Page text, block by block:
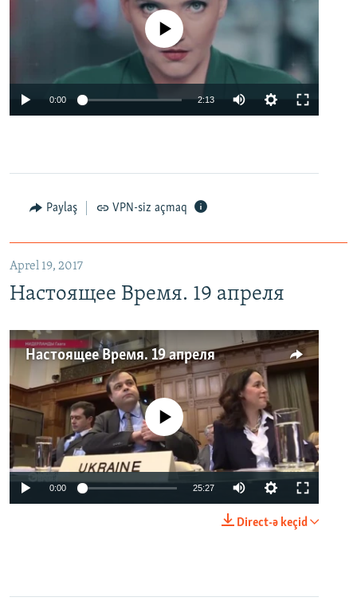
No media source currently available
0:00 2:13
Paylaş VPN-siz açmaq
Aprel 19, 2017
Настоящее Время. 19 апреля
Настоящее Время. 19 апреля
No media source currently available
0:00 25:27
Direct-ə keçid